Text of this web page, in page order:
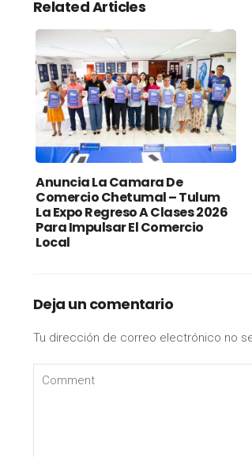
Related Articles
Anuncia La Camara De
Comercio Chetumal – Tulum
La Expo Regreso A Clases 2026
Para Impulsar El Comercio
Local
Deja un comentario
Tu dirección de correo electrónico no